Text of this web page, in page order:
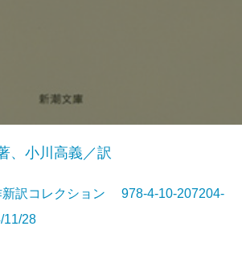
、小川高義／訳
新訳コレクション 978-4-10-207204-
28